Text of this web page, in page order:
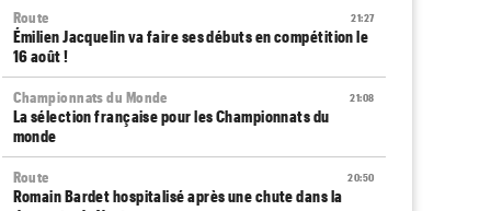
21:27
Route
Émilien Jacquelin va faire ses débuts en compétition le
16 août !
21:08
Championnats du Monde
La sélection française pour les Championnats du
monde
20:50
Route
Romain Bardet hospitalisé après une chute dans la